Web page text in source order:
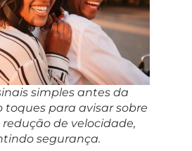
simples antes da
toques para avisar sobre
de velocidade,
segurança.